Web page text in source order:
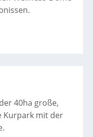
40ha große,
Kurpark mit der